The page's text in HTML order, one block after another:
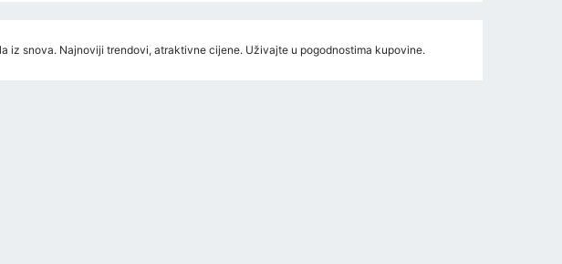
iz snova. Najnoviji trendovi, atraktivne cijene. Uživajte u pogodnostima kupovine.